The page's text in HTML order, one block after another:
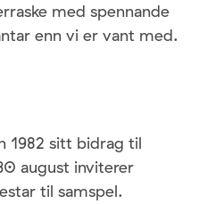
med spennande
enn vi er vant med.
1982 sitt bidrag til
august inviterer
til samspel.